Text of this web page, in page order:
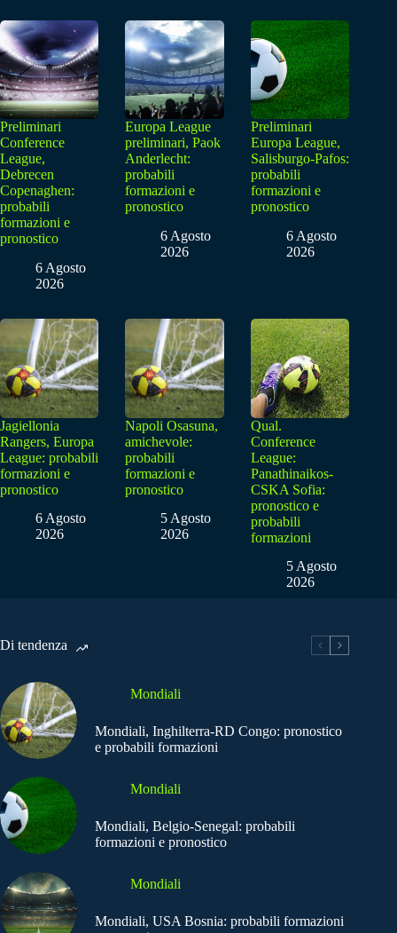
Preliminari
Conference
League,
Debrecen
Copenaghen:
probabili
formazioni e
pronostico
6 Agosto
2026
Europa League
preliminari, Paok
Anderlecht:
probabili
formazioni e
pronostico
6 Agosto
2026
Preliminari
Europa League,
Salisburgo-Pafos:
probabili
formazioni e
pronostico
6 Agosto
2026
Jagiellonia
Rangers, Europa
League: probabili
formazioni e
pronostico
6 Agosto
2026
Napoli Osasuna,
amichevole:
probabili
formazioni e
pronostico
5 Agosto
2026
Qual.
Conference
League:
Panathinaikos-
CSKA Sofia:
pronostico e
probabili
formazioni
5 Agosto
2026
Di tendenza
Mondiali
Mondiali, Inghilterra-RD Congo: pronostico
e probabili formazioni
Mondiali
Mondiali, Belgio-Senegal: probabili
formazioni e pronostico
Mondiali
Mondiali, USA Bosnia: probabili formazioni